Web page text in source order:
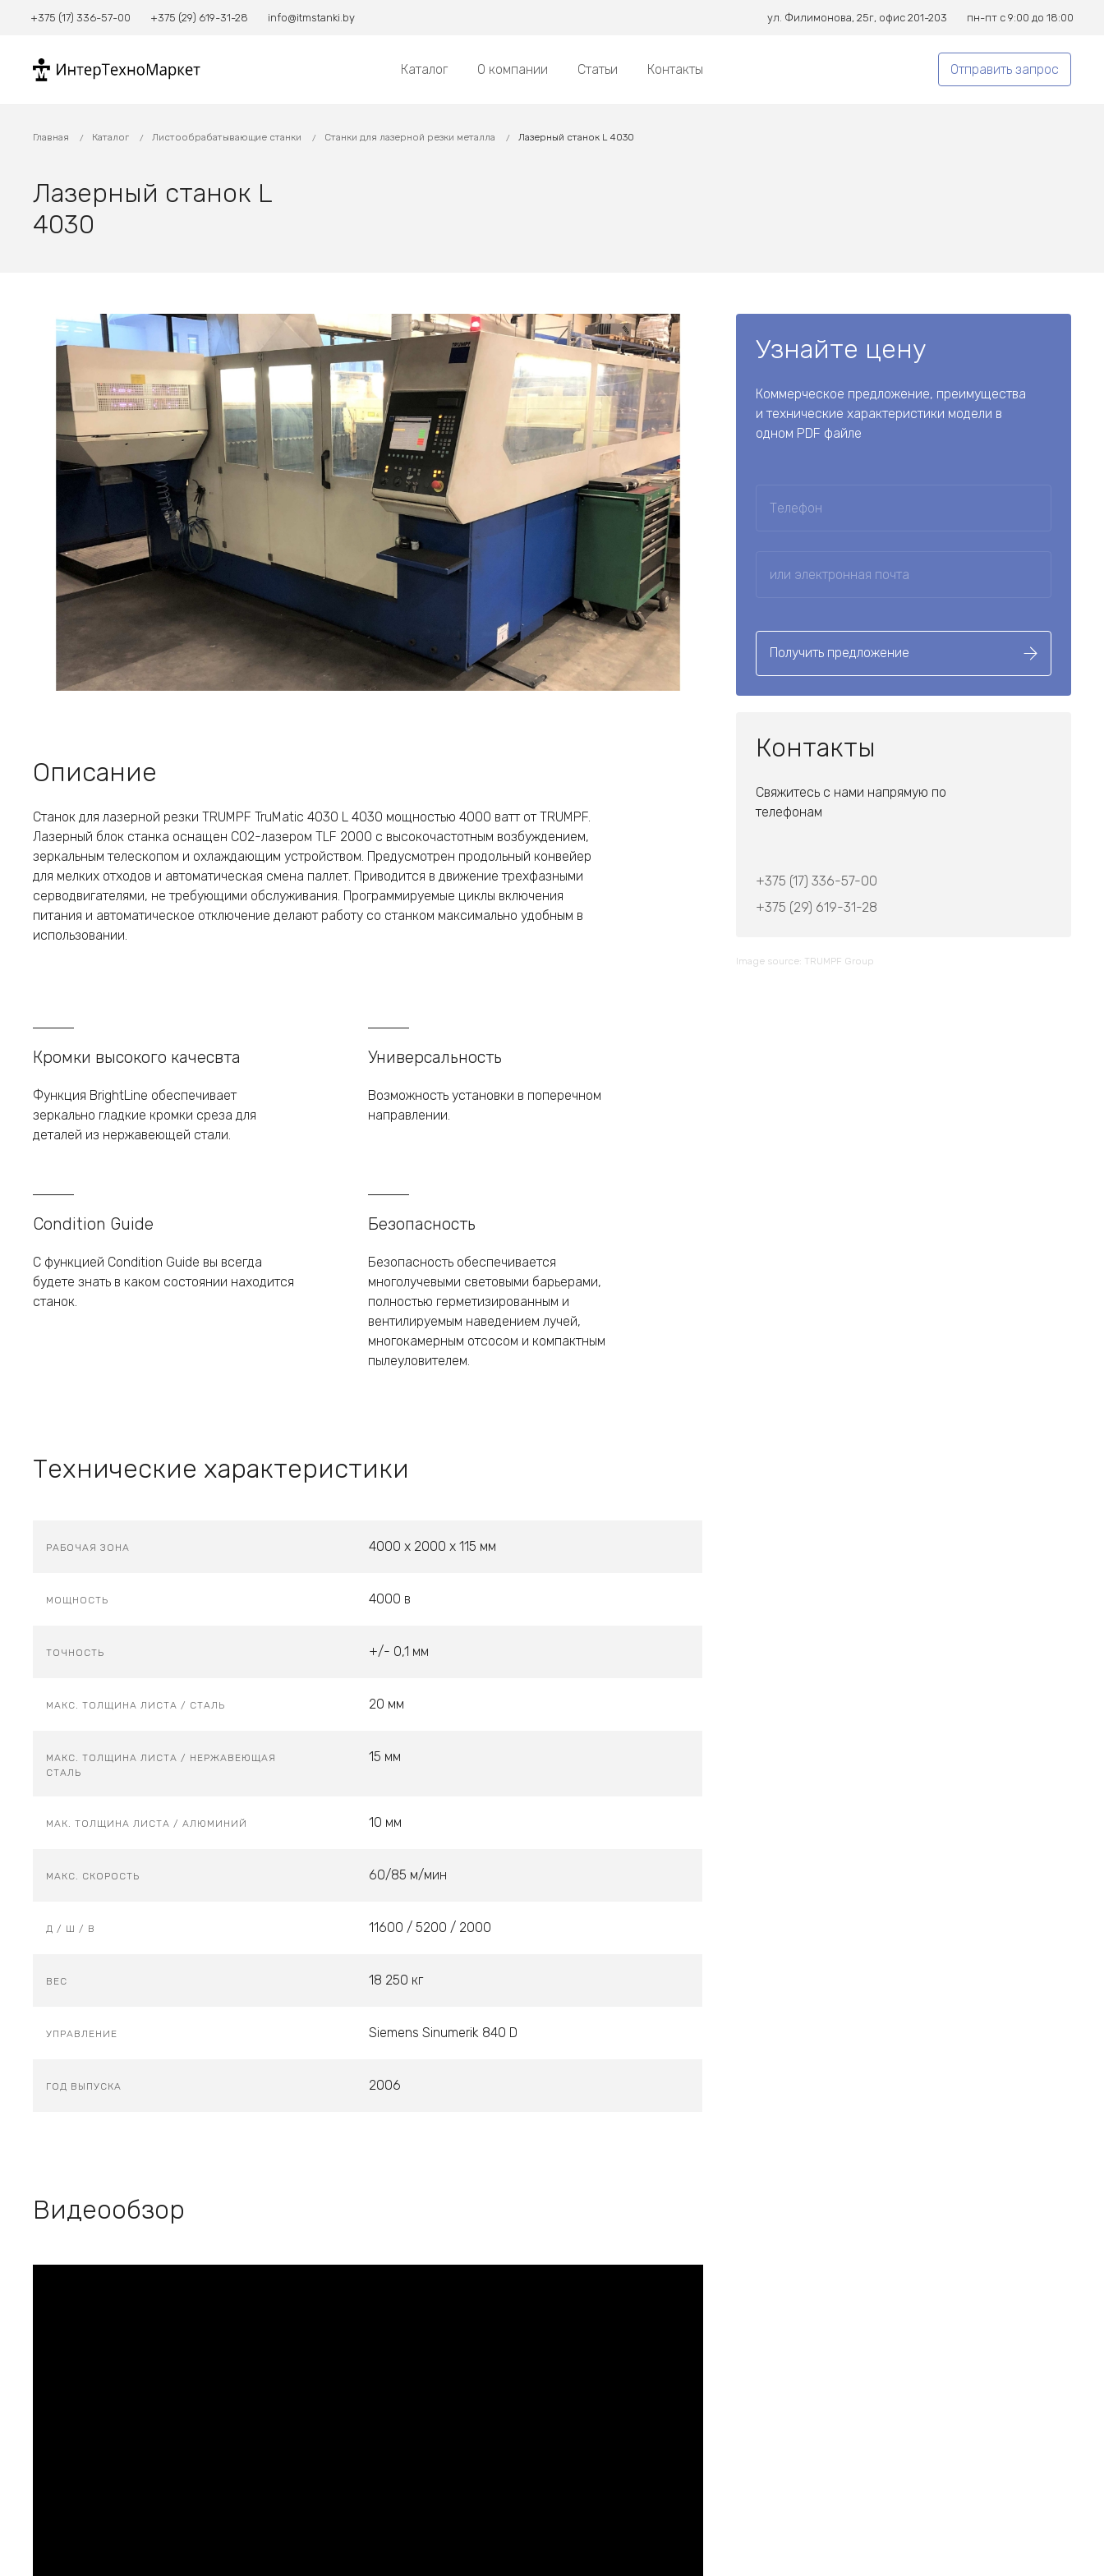
+375 (17) 336-57-00 +375 (29) 619-31-28 info@itmstanki.by ул. Филимонова, 25г, офис 201-203 пн-пт с 9:00 до 18:00
Каталог О компании Статьи Контакты Отправить запрос
Главная Каталог Листообрабатывающие станки Станки для лазерной резки металла Лазерный станок L 4030
Лазерный станок L
4030
Описание
Станок для лазерной резки TRUMPF TruMatic 4030 L 4030 мощностью 4000 ватт от TRUMPF.
Лазерный блок станка оснащен CO2-лазером TLF 2000 с высокочастотным возбуждением,
зеркальным телескопом и охлаждающим устройством. Предусмотрен продольный конвейер
для мелких отходов и автоматическая смена паллет. Приводится в движение трехфазными
серводвигателями, не требующими обслуживания. Программируемые циклы включения
питания и автоматическое отключение делают работу со станком максимально удобным в
использовании.
Кромки высокого качесвта
Функция BrightLine обеспечивает
зеркально гладкие кромки среза для
деталей из нержавеющей стали.
Универсальность
Возможность установки в поперечном
направлении.
Condition Guide
С функцией Condition Guide вы всегда
будете знать в каком состоянии находится
станок.
Безопасность
Безопасность обеспечивается
многолучевыми световыми барьерами,
полностью герметизированным и
вентилируемым наведением лучей,
многокамерным отсосом и компактным
пылеуловителем.
Технические характеристики
РАБОЧАЯ ЗОНА 4000 x 2000 x 115 мм
МОЩНОСТЬ 4000 в
ТОЧНОСТЬ +/- 0,1 мм
МАКС. ТОЛЩИНА ЛИСТА / СТАЛЬ 20 мм
МАКС. ТОЛЩИНА ЛИСТА / НЕРЖАВЕЮЩАЯ
СТАЛЬ
15 мм
МАК. ТОЛЩИНА ЛИСТА / АЛЮМИНИЙ 10 мм
МАКС. СКОРОСТЬ 60/85 м/мин
Д / Ш / В 11600 / 5200 / 2000
ВЕС 18 250 кг
УПРАВЛЕНИЕ Siemens Sinumerik 840 D
ГОД ВЫПУСКА 2006
Видеообзор
Узнайте цену
Коммерческое предложение, преимущества
и технические характеристики модели в
одном PDF файле
Получить предложение
Контакты
Свяжитесь с нами напрямую по
телефонам
+375 (17) 336-57-00
+375 (29) 619-31-28
Image source: TRUMPF Group